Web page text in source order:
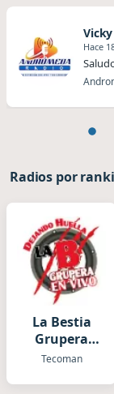
Vicky
Hace
Radios por
La Bestia
Grupera
Tecoman
Tecoman